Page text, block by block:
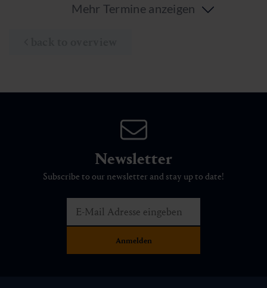
Mehr Termine anzeigen
Newsletter
Subscribe to our newsletter and stay up to date!